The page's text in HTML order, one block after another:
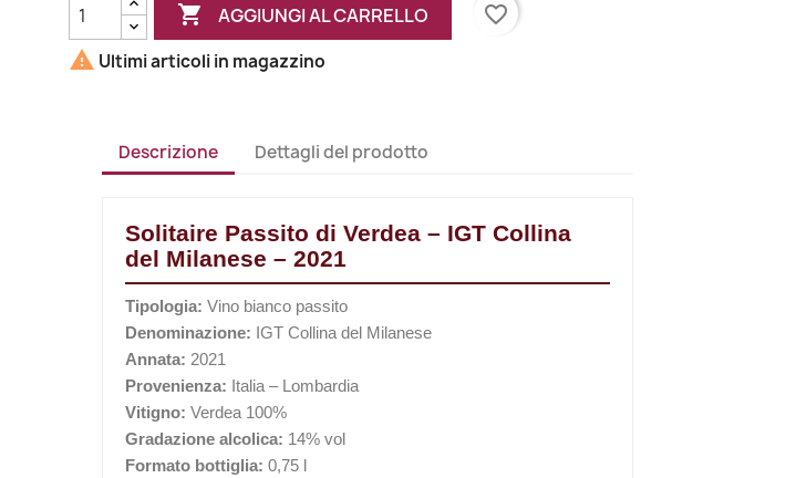
 AGGIUNGI AL CARRELLO
favorite_border
 Ultimi articoli in magazzino
Descrizione Dettagli del prodotto
Solitaire Passito di Verdea – IGT Collina
del Milanese – 2021
Tipologia: Vino bianco passito
Denominazione: IGT Collina del Milanese
Annata: 2021
Provenienza: Italia – Lombardia
Vitigno: Verdea 100%
Gradazione alcolica: 14% vol
Formato bottiglia: 0,75 l